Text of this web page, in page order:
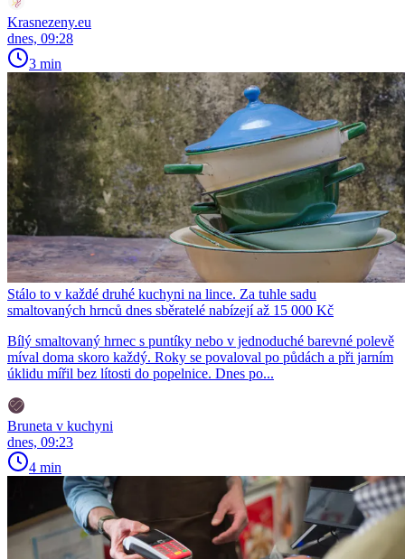
Krasnezeny.eu
dnes, 09:28
3 min
Stálo to v každé druhé kuchyni na lince. Za tuhle sadu
smaltovaných hrnců dnes sběratelé nabízejí až 15 000 Kč
Bílý smaltovaný hrnec s puntíky nebo v jednoduché barevné polevě
míval doma skoro každý. Roky se povaloval po půdách a při jarním
úklidu mířil bez lítosti do popelnice. Dnes po...
Bruneta v kuchyni
dnes, 09:23
4 min